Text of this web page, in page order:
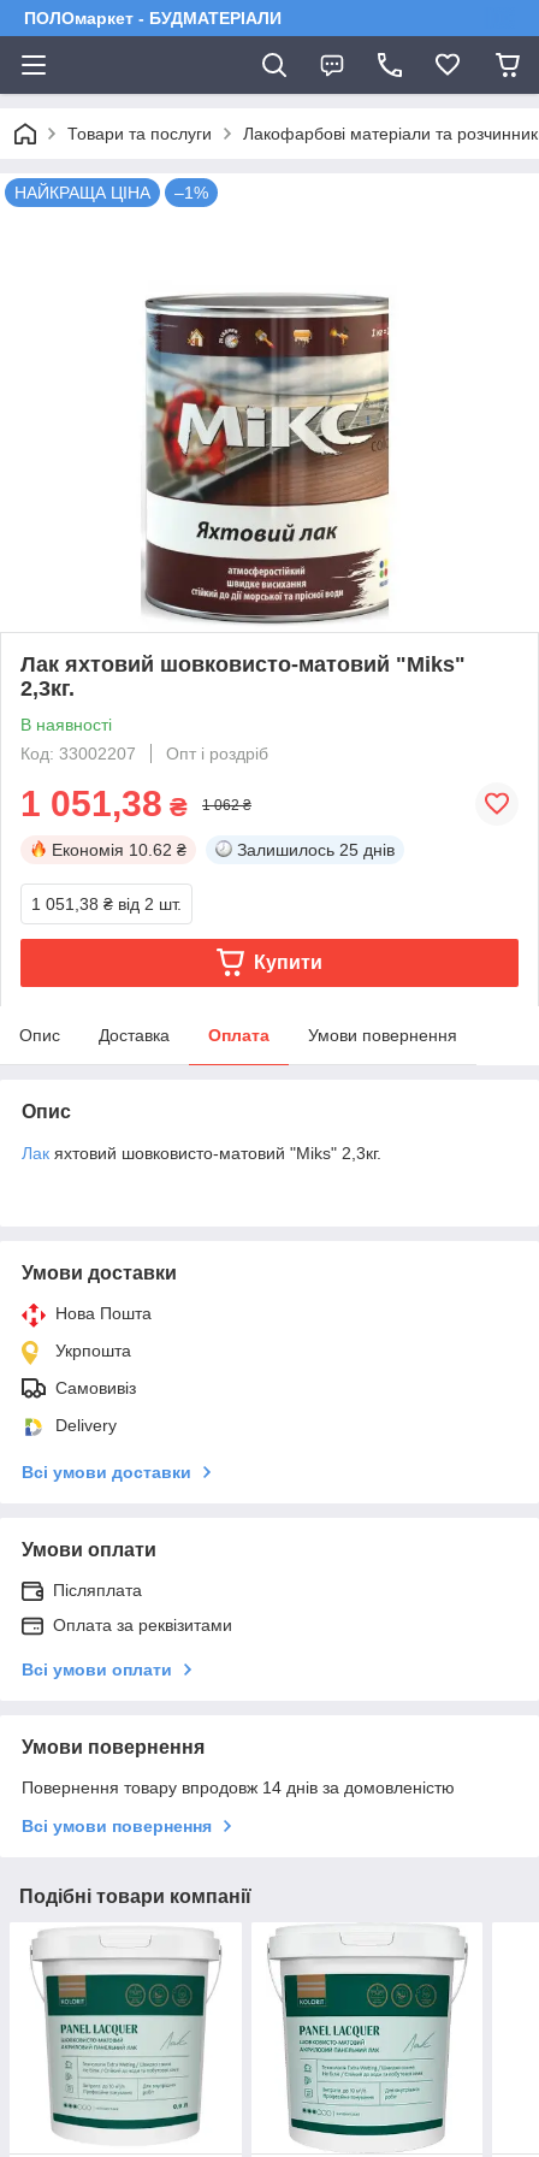
ПОЛОмаркет - БУДМАТЕРІАЛИ
Товари та послуги Лакофарбові матеріали та
НАЙКРАЩА ЦІНА –1%
Лак яхтовий шовковисто-матовий "Miks"
2,3кг.
В наявності
Код: 33002207
Опт і роздріб
1 051,38 ₴ 1 062 ₴
Економія 10.62 ₴ Залишилось 25 днів
1 051,38 ₴ від 2 шт.
Купити
Опис Доставка Оплата Умови повернення
Опис
Лак яхтовий шовковисто-матовий "Miks" 2,3кг.
Умови доставки
Нова Пошта
Укрпошта
Самовивіз
Delivery
Всі умови доставки
Умови оплати
Післяплата
Оплата за реквізитами
Всі умови оплати
Умови повернення
Повернення товару впродовж 14 днів за домовленістю
Всі умови повернення
Подібні товари компанії